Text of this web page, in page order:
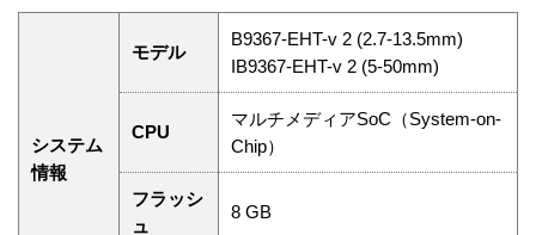
システム
情報
モデル
B9367-EHT-v 2 (2.7-13.5mm)
IB9367-EHT-v 2 (5-50mm)
CPU
マルチメディアSoC（System-on-
Chip）
フラッシ
ュ
8 GB